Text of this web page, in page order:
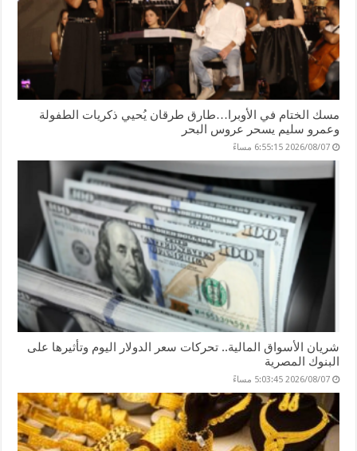
مسك الختام في الأوبرا…طارق طرقان يُحيي ذكريات الطفولة
وعمرو سليم يسحر عروس البحر
2026/08/07 6:55:15 مساءً
شريان الأسواق المالية.. تحركات سعر الدولار اليوم وتأثيرها على
البنوك المصرية
2026/08/07 5:03:45 مساءً